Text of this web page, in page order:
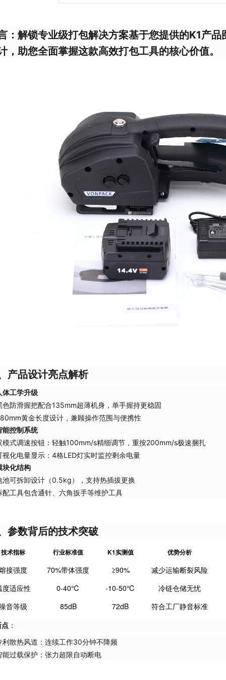
：解锁专业级打包解决方案基于您提供的K1产品
，助您全面掌握这款高效打包工具的核心价值。
产品设计亮点解析
体工学升级
色防滑握把配合135mm超薄机身，单手握持更稳固
黄金长度设计，兼顾操作范围与便携性
能控制系统
模式调速按钮：轻触100mm/s精细调节，重按200mm/s极速捆扎
视化电量显示：4格LED灯实时监控剩余电量
块化结构
池可拆卸设计（0.5kg），支持热插拔更换
配工具包含通针、六角扳手等维护工具
参数背后的技术突破
技术指标 行业标准值 K1实测值 优势分析
接强度 70%带体强度 ≥90%
减少运输断裂风险
度适应性
0-40℃ -10-50℃
冷链仓储无忧
音等级
85dB 72dB 符合工厂静音标准
点 ：
利散热风道：连续工作30分钟不降频
能过载保护：张力超限自动断电